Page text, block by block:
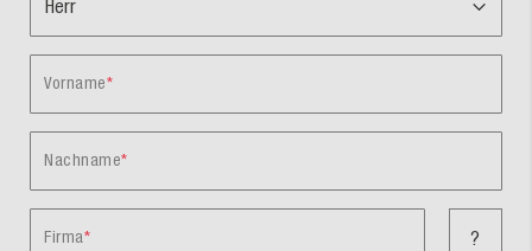
Vorname
Nachname
Firma ?